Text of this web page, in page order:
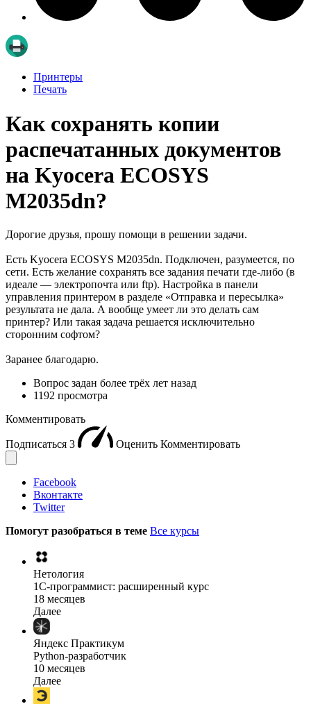
Принтеры
Печать
Как сохранять копии
распечатанных документов
на Kyocera ECOSYS
M2035dn?
Дорогие друзья, прошу помощи в решении задачи.
Есть Kyocera ECOSYS M2035dn. Подключен, разумеется, по
сети. Есть желание сохранять все задания печати где-либо (в
идеале — электропочта или ftp). Настройка в панели
управления принтером в разделе «Отправка и пересылка»
результата не дала. А вообще умеет ли это делать сам
принтер? Или такая задача решается исключительно
сторонним софтом?
Заранее благодарю.
Вопрос задан более трёх лет назад
1192 просмотра
Комментировать
Подписаться 3 Оценить Комментировать
Facebook
Вконтакте
Twitter
Помогут разобраться в теме Все курсы
Нетология
1C-программист: расширенный курс
18 месяцев
Далее
Яндекс Практикум
Python-разработчик
10 месяцев
Далее